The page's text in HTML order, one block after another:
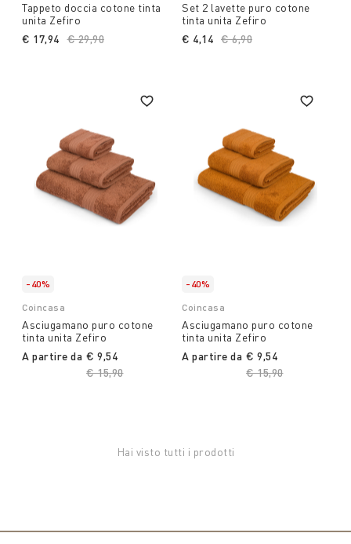
Tappeto doccia cotone tinta
unita Zefiro
Price reduced from
€ 29,90
€ 17,94
Set 2 lavette puro cotone
tinta unita Zefiro
Price reduced from
€ 6,90
€ 4,14
-40%
Coincasa
Asciugamano puro cotone
tinta unita Zefiro
A partire da
Price reduced from
€ 15,90to
€ 9,54
-40%
Coincasa
Asciugamano puro cotone
tinta unita Zefiro
A partire da
Price reduced from
€ 15,90to
€ 9,54
Hai visto tutti i prodotti